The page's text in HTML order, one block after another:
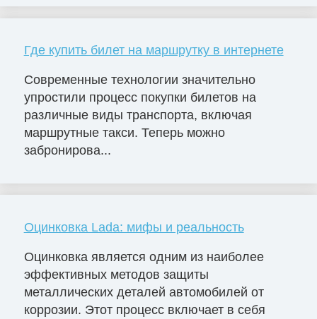
Где купить билет на маршрутку в интернете
Современные технологии значительно
упростили процесс покупки билетов на
различные виды транспорта, включая
маршрутные такси. Теперь можно
забронирова...
Оцинковка Lada: мифы и реальность
Оцинковка является одним из наиболее
эффективных методов защиты
металлических деталей автомобилей от
коррозии. Этот процесс включает в себя